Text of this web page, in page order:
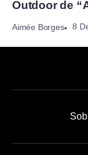
Outdoor de
Aimée Borges 8